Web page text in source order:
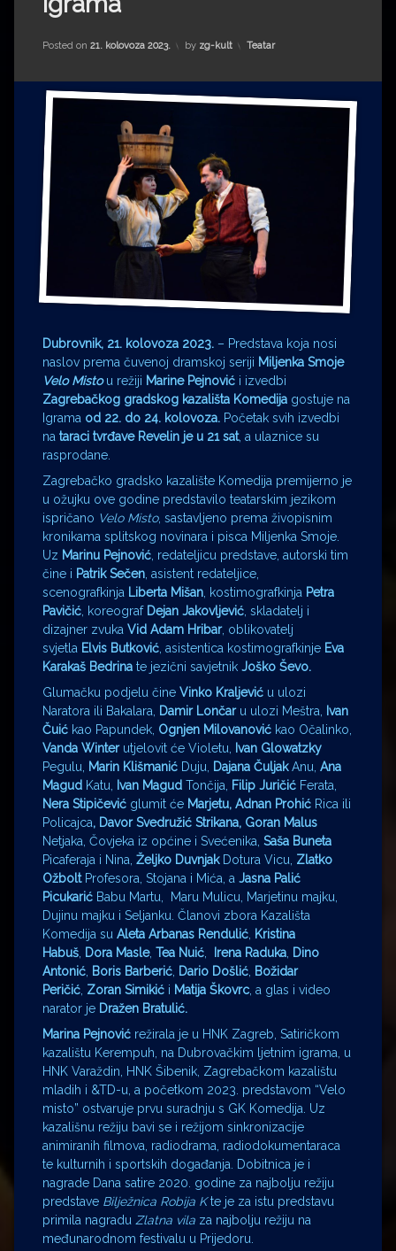
Impressum
Milenko Strižak
Drugi autori
Drugi autori
Matea Andrić
Ljiljana Lekanić-Kljaić
Željko Krznarić
Mario Lovreković
Miroslav Šantek
Posted on 21. kolovoza 2023. by zg-kult Kategorije:
Teatar
Dubrovnik, 21. kolovoza 2023. – Predstava koja nosi
naslov prema čuvenoj dramskoj seriji Miljenka Smoje
Velo Misto u režiji Marine Pejnović i izvedbi
Zagrebačkog gradskog kazališta Komedija gostuje na
Igrama od 22. do 24. kolovoza. Početak svih izvedbi
na taraci tvrđave Revelin je u 21 sat, a ulaznice su
rasprodane.
Zagrebačko gradsko kazalište Komedija premijerno je
u ožujku ove godine predstavilo teatarskim jezikom
ispričano Velo Misto, sastavljeno prema živopisnim
kronikama splitskog novinara i pisca Miljenka Smoje.
Uz Marinu Pejnović , redateljicu predstave, autorski tim
čine i Patrik Sečen , asistent redateljice,
scenografkinja Liberta Mišan , kostimografkinja Petra
Pavičić , koreograf Dejan Jakovljević , skladatelj i
dizajner zvuka Vid Adam Hribar, oblikovatelj
svjetla Elvis Butković , asistentica kostimografkinje Eva
Karakaš Bedrina te jezični savjetnik Joško Ševo.
Glumačku podjelu čine Vinko Kraljević u ulozi
Naratora ili Bakalara,
Damir Lončar u ulozi Meštra,
Ivan
Čuić kao Papundek, Ognjen Milovanović kao Očalinko,
Vanda Winter utjelovit će Violetu,
Ivan Glowatzky
Pegulu,
Marin Klišmanić Duju, Dajana ČuljakAnu, Ana
Magud Katu, Ivan Magud Tončija, Filip Juričić Ferata,
Nera Stipičević glumit će Marjetu, Adnan Prohić Rica ili
Policajca, Davor Svedružić Strikana, Goran Malus
Netjaka, Čovjeka iz općine i Svećenika, Saša Buneta
Picaferaja i Nina, Željko Duvnjak Dotura Vicu, Zlatko
Ožbolt Profesora, Stojana i Mića, a Jasna Palić
Picukarić Babu Martu, Maru Mulicu, Marjetinu majku,
Dujinu majku i Seljanku. Članovi zbora Kazališta
Komedija su Aleta Arbanas Rendulić Kristina
Habuš Dora Masle, Tea Nuić Irena Raduka Dino
Antonić Boris Barberić Dario Došlić Božidar
Peričić Zoran Simikić i Matija Škovrc , a glas i video
narator je Dražen Bratulić.
Marina Pejnović režirala je u HNK Zagreb, Satiričkom
kazalištu Kerempuh, na Dubrovačkim ljetnim igrama, u
HNK Varaždin, HNK Šibenik, Zagrebačkom kazalištu
mladih i &TD-u, a početkom 2023. predstavom “Velo
misto” ostvaruje prvu suradnju s GK Komedija. Uz
kazališnu režiju bavi se i režijom sinkronizacije
animiranih filmova, radiodrama, radiodokumentaraca
te kulturnih i sportskih događanja. Dobitnica je i
nagrade Dana satire 2020. godine za najbolju režiju
predstave Bilježnica Robija Kte je za istu predstavu
primila nagradu Zlatna vila za najbolju režiju na
međunarodnom festivalu u Prijedoru.